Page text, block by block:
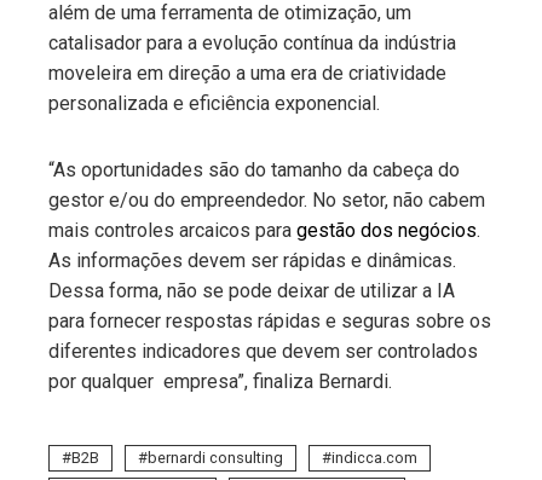
além de uma ferramenta de otimização, um
catalisador para a evolução contínua da indústria
moveleira em direção a uma era de criatividade
personalizada e eficiência exponencial.
“As oportunidades são do tamanho da cabeça do
gestor e/ou do empreendedor. No setor, não cabem
mais controles arcaicos para gestão dos negócios.
As informações devem ser rápidas e dinâmicas.
Dessa forma, não se pode deixar de utilizar a IA
para fornecer respostas rápidas e seguras sobre os
diferentes indicadores que devem ser controlados
por qualquer empresa”, finaliza Bernardi.
B2B bernardi consulting
indicca.com